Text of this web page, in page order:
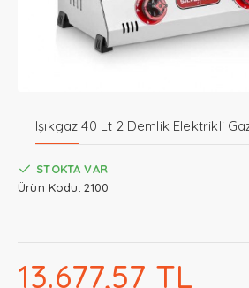
Işıkgaz 40 Lt 2 Demlik Elektrikli
13.677,57 TL
STOKTA VAR
Ürün Kodu: 2100